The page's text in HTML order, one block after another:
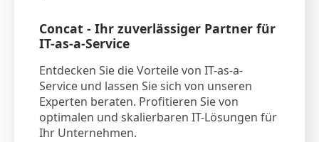
Concat - Ihr zuverlässiger Partner für
IT-as-a-Service
Entdecken Sie die Vorteile von IT-as-a-
Service und lassen Sie sich von unseren
Experten beraten. Profitieren Sie von
optimalen und skalierbaren IT-Lösungen für
Ihr Unternehmen.